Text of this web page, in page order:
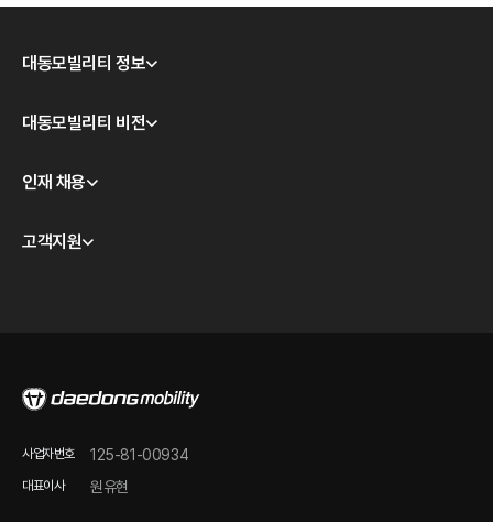
대동모빌리티 정보
회사소개
경영이념
대동모빌리티 비전
모빌리티 테크놀로지
인재 채용
채용 안내
고객지원
FAQ
제품 자료 다운로드
사업자번호 125-81-00934
대표이사 원유현